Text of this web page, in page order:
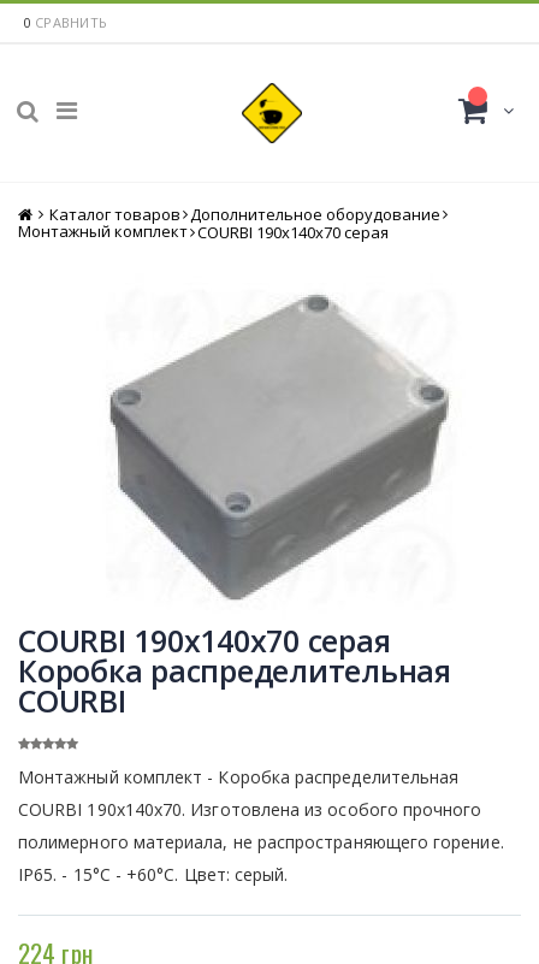
0 СРАВНИТЬ
Главная
Каталог товаров Дополнительное оборудование
Монтажный комплект COURBI 190x140x70 серая
COURBI 190x140x70 серая
Коробка распределительная
COURBI
Монтажный комплект - Коробка распределительная
COURBI 190x140x70. Изготовлена из особого прочного
полимерного материала, не распространяющего горение.
IP65. - 15°C - +60°C. Цвет: серый.
224 грн